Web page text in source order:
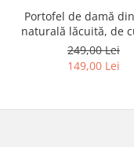
Portofel de damă
naturală lăcuită, de
bej, cu închidere cu
Peterson
249,00 Lei
149,00 Lei